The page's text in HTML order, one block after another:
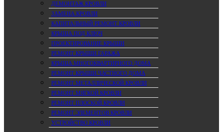
ДЕМОНТАЖ КРОВЛИ
ЗАМЕНА КРОВЛИ
КАПИТАЛЬНЫЙ РЕМОНТ КРОВЛИ
КРЫША ПОД КЛЮЧ
ПРОЕКТИРОВАНИЕ КРЫШИ
РЕМОНТ КРЫШИ ГАРАЖА
КРЫША МНОГОКВАРТИРНОГО ДОМА
РЕМОНТ КРЫШИ ЧАСТНОГО ДОМА
РЕМОНТ МЕТАЛЛИЧЕСКОЙ КРОВЛИ
РЕМОНТ МЯГКОЙ КРОВЛИ
РЕМОНТ ПЛОСКОЙ КРОВЛИ
РЕМОНТ ЭЛЕМЕНТОВ КРОВЛИ
УСТРОЙСТВО КРОВЛИ